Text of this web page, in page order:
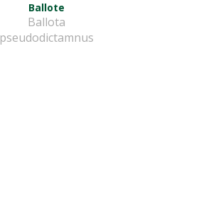
Ballote
Ballota
pseudodictamnus